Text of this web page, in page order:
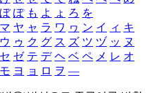
ぼ ぽ も よ ょ ろ を
マ ヤ ャ ラ ワ ヮ ン イ ィ キ
ウ ゥ ク グ ス ズ ツ ヅ ッ ヌ
セ ゼ テ デ ヘ ベ ペ メ レ オ
モ ヨ ョ ロ ヲ ―